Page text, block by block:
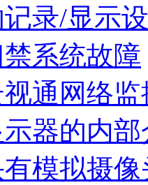
录/显示
系统故障
通网络
器的内部
有模拟摄